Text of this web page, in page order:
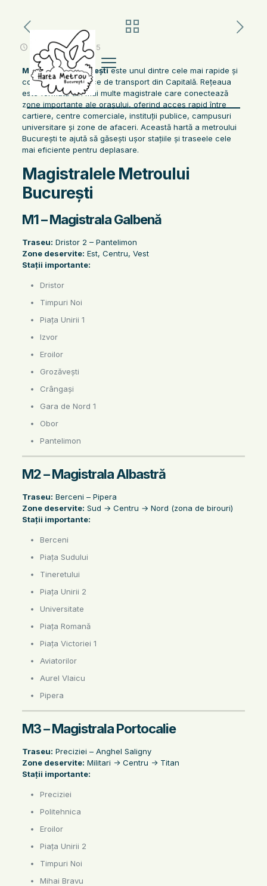
noiembrie 15, 2025
Metroul din Bucureștieste unul dintre cele mai rapide și
convenabile mijloace de transport din Capitală. Rețeaua
este formată din mai multe magistrale care conectează
zone importante ale orașului, oferind acces rapid între
cartiere, centre comerciale, instituții publice, campusuri
universitare și zone de afaceri. Această hartă a metroului
București te ajută să găsești ușor stațiile și traseele cele
mai eficiente pentru deplasare.
Magistralele Metroului
București
M1 – Magistrala Galbenă
Traseu: Dristor 2 – Pantelimon
Zone deservite: Est, Centru, Vest
Stații importante:
Dristor
Timpuri Noi
Piața Unirii 1
Izvor
Eroilor
Grozăvești
Crângași
Gara de Nord 1
Obor
Pantelimon
M2 – Magistrala Albastră
Traseu: Berceni – Pipera
Zone deservite: Sud → Centru → Nord (zona de birouri)
Stații importante:
Berceni
Piața Sudului
Tineretului
Piața Unirii 2
Universitate
Piața Romană
Piața Victoriei 1
Aviatorilor
Aurel Vlaicu
Pipera
M3 – Magistrala Portocalie
Traseu: Preciziei – Anghel Saligny
Zone deservite: Militari -> Centru -> Titan
Stații importante:
Preciziei
Politehnica
Eroilor
Piața Unirii 2
Timpuri Noi
Mihai Bravu